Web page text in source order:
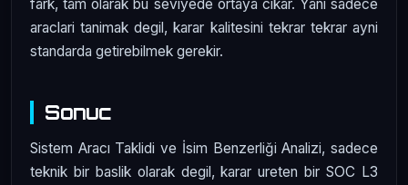
fark, tam olarak bu seviyede ortaya cikar. Yani sadece
araclari tanimak degil, karar kalitesini tekrar tekrar ayni
standarda getirebilmek gerekir.
Sonuc
Sistem Aracı Taklidi ve İsim Benzerliği Analizi, sadece
teknik bir baslik olarak degil, karar ureten bir SOC L3